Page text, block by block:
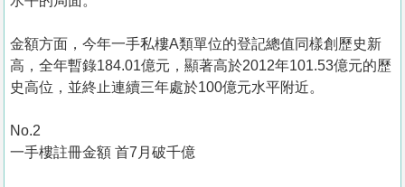
金額方面，今年一手私樓A類單位的登記總值同樣創歷史新
高，全年暫錄184.01億元，顯著高於2012年101.53億元的歷
史高位，並終止連續三年處於100億元水平附近。
No.2
一手樓註冊金額 首7月破千億